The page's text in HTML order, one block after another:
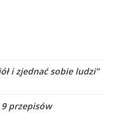
i zjednać sobie ludzi”
9 przepisów